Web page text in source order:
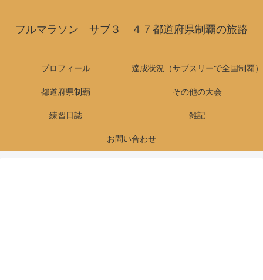
フルマラソン サブ３ ４７都道府県制覇の旅路
プロフィール 達成状況（サブスリーで全国制覇）
都道府県制覇 その他の大会
練習日誌 雑記
お問い合わせ